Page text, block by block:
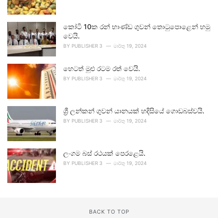
කෝටි 10ක රන් භාණ්ඩ ගුවන් තොටුපොළෙන් හමු
වෙයි.
BY PUBLISHER 3 මාර්තු 19, 2024
හෙටත් මුළු රටම රත් වෙයි.
BY PUBLISHER 3 මාර්තු 19, 2024
ශ්‍රී ලන්කන් ගුවන් යානයක් හදිසියේ ගොඩබස්වයි.
BY PUBLISHER 3 මාර්තු 19, 2024
ලංගම බස් රථයක් පෙරළෙයි.
BY PUBLISHER 3 මාර්තු 19, 2024
BACK TO TOP